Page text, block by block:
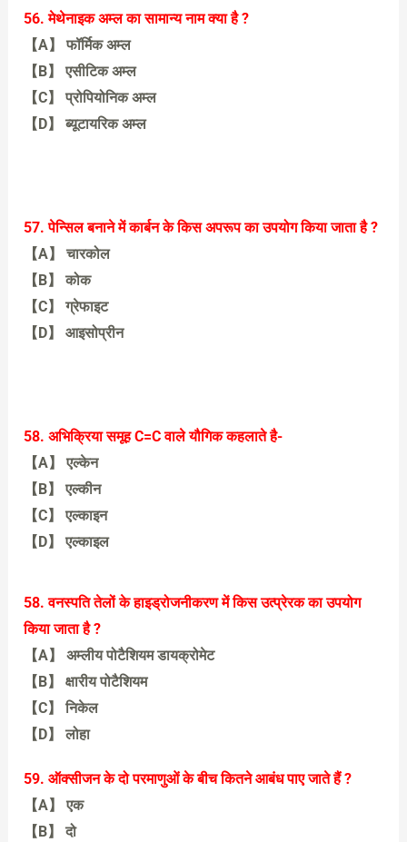
【D】 CnH2n-2
56. मेथेनाइक अम्ल का सामान्य नाम क्या है ?
【A】 फॉर्मिक अम्ल
【B】 एसीटिक अम्ल
【C】 प्रोपियोनिक अम्ल
【D】 ब्यूटायरिक अम्ल
57. पेन्सिल बनाने में कार्बन के किस अपरूप का उपयोग किया जाता है ?
【A】 चारकोल
【B】 कोक
【C】 ग्रेफाइट
【D】 आइसोप्रीन
58. अभिक्रिया समूह C=C वाले यौगिक कहलाते है-
【A】 एल्केन
【B】 एल्कीन
【C】 एल्काइन
【D】 एल्काइल
58. वनस्पति तेलों के हाइड्रोजनीकरण में किस उत्प्रेरक का उपयोग
किया जाता है ?
【A】 अम्लीय पोटैशियम डायक्रोमेट
【B】 क्षारीय पोटैशियम
【C】 निकेल
【D】 लोहा
【C】 निकेल
59. ऑक्सीजन के दो परमाणुओं के बीच कितने आबंध पाए जाते हैं ?
【A】 एक
【B】 दो